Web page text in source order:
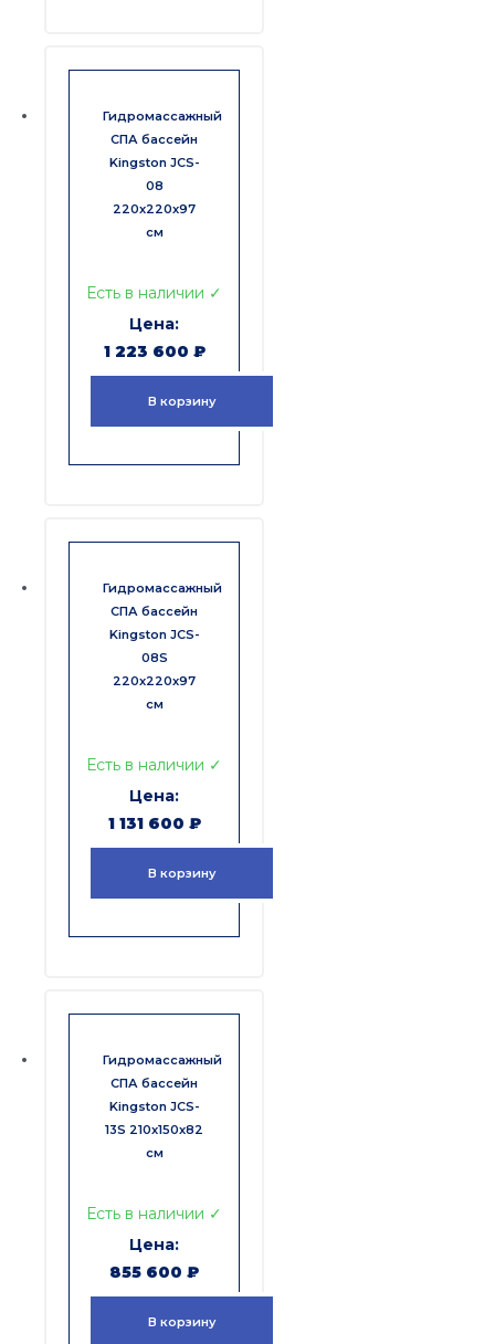
Гидромассажный
СПА бассейн
Kingston JCS-
08
220x220x97
см
Есть в наличии ✓
1 223 600 ₽
В корзину
Гидромассажный
СПА бассейн
Kingston JCS-
08S
220x220x97
см
Есть в наличии ✓
1 131 600 ₽
В корзину
Гидромассажный
СПА бассейн
Kingston JCS-
13S 210x150x82
см
Есть в наличии ✓
855 600 ₽
В корзину